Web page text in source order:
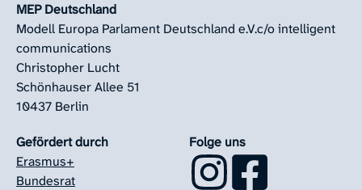
MEP Deutschland
Modell Europa Parlament Deutschland e.V.c/o intelligent
communications
Christopher Lucht
Schönhauser Allee 51
10437 Berlin
Gefördert durch
Erasmus+
Bundesrat
Folge uns